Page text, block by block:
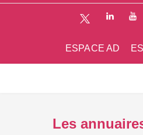
ESPACE AD
Les